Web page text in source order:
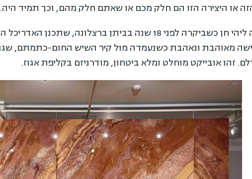
או היצירה הזו הם חלק מכם או שאתם חלק מהם, וכך תמיד היה.
זהו אובייקט מוחלט ומלא ביטחון, מודרניזם בקליפת אגוז.